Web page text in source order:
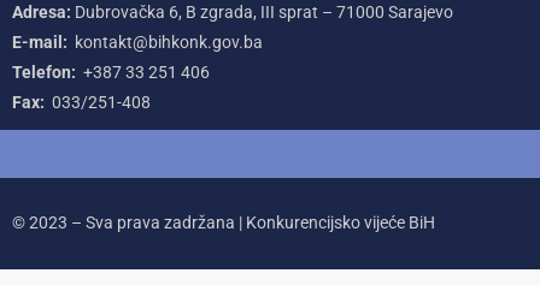
Adresa: Dubrovačka 6, B zgrada, III sprat – 71000‌ Sarajevo
E-mail: kontakt@bihkonk.gov.ba
Telefon: +387‌ 33‌ 251‌ 406
Fax: 033/251-408
© 2023 – Sva prava zadržana | Konkurencijsko vijeće BiH